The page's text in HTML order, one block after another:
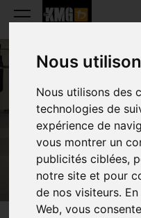
Nous
Nous utilisons des
technologies de
expérience de
vous montrer un
publicités ciblées,
notre site et pour
de nos visiteurs.
Web, vous